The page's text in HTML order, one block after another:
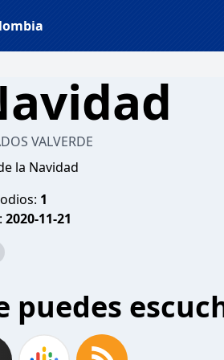
VALVERDE
la Navidad
1
2020-11-21
puedes